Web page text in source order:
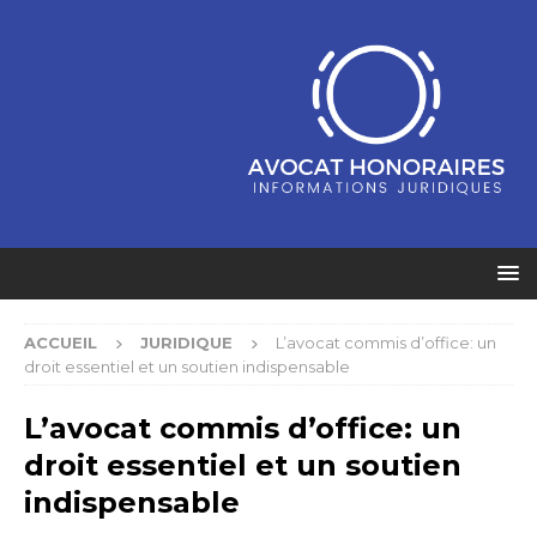
ACCUEIL JURIDIQUE
L’avocat commis d’office: un
droit essentiel et un soutien indispensable
L’avocat commis d’office: un
droit essentiel et un soutien
indispensable